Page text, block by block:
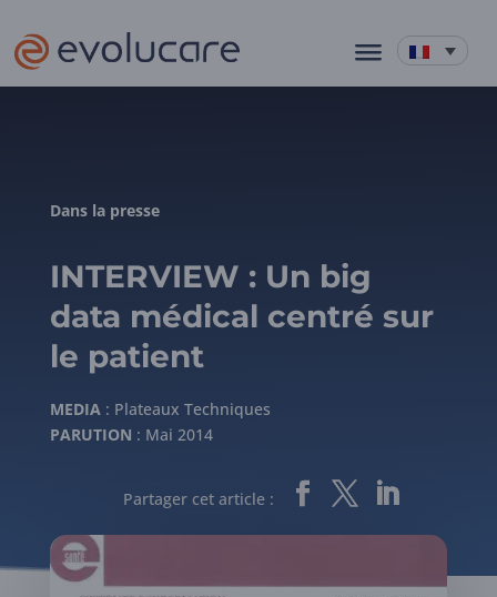
Dans la presse
INTERVIEW : Un big
data médical centré sur
le patient
MEDIA: Plateaux Techniques
PARUTION : Mai 2014
Partager cet article :